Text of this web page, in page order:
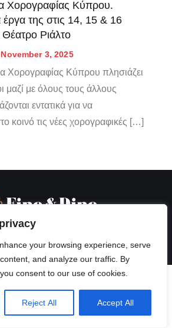
your browsing experience, serve
and analyze our traffic. By
consent to our use of cookies.
Reject All Accept All
Χορογραφίας Κύπρου.
έργα της στις 14, 15 & 16
Ριάλτο
November 3, 2025
Χορογραφίας Κύπρου πλησιάζει
μαζί με όλους τους άλλους
εντατικά για να
κοινό τις νέες χορογραφικές […]